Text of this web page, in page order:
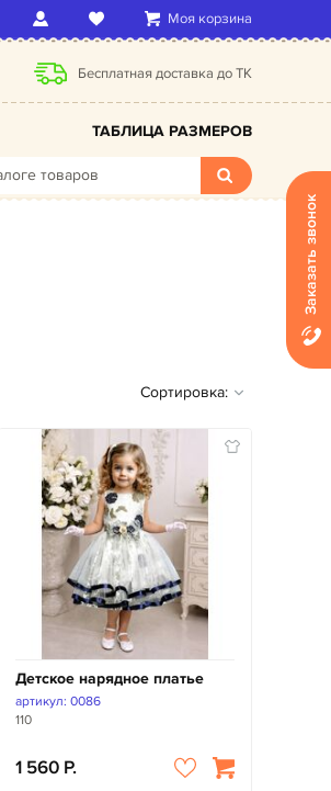
Моя корзина
Бесплатная доставка до ТК
ТАБЛИЦА РАЗМЕРОВ
Сортировка:
Детское нарядное платье
артикул: 0086
110
1 560
Заказать звонок